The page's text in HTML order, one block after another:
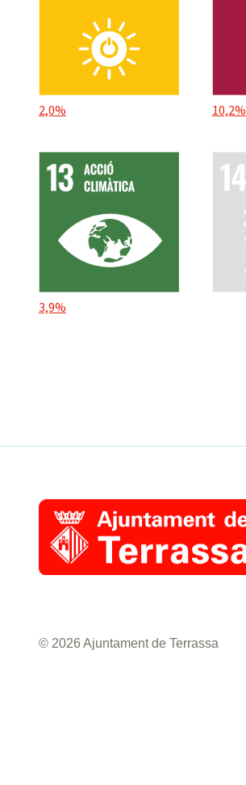
2,0% 10,2%
3,9%
© 2026 Ajuntament de Terrassa